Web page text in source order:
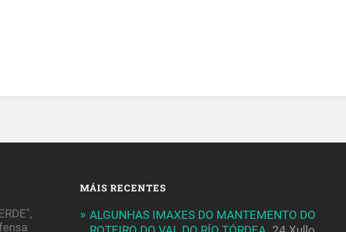
MÁIS RECENTES
ALGUNHAS IMAXES DO MANTEMENTO DO